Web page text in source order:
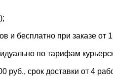
и бесплатно при заказе
по тарифам
руб., срок доставки от 4